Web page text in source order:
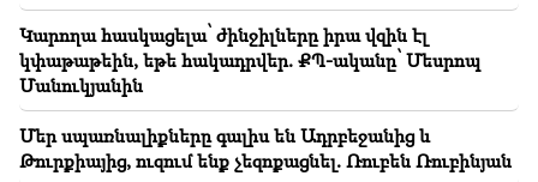
ԱՄՆ-ն պատրաստվում է միջուկային
պատերազմի.Նոր ձերբակալություններ և
ռեպրեսիաներ (տեսանյութ)
19:53
Լայպցիգի օդանավակայանում «անհայտ պայթուցիկ
սարքով դրոն». սկսվել է հետաքննությունը
Կարողա հասկացելա՝ ժինջիլները իրա վզին էլ
կփաթաթեին, եթե հակադրվեր. ՔՊ-ականը՝ Մեսրոպ
Մանուկյանին
Մեր սպառնալիքները գալիս են Ադրբեջանից և
Թուրքիայից, ուզում ենք չեզոքացնել. Ռուբեն Ռուբինյան